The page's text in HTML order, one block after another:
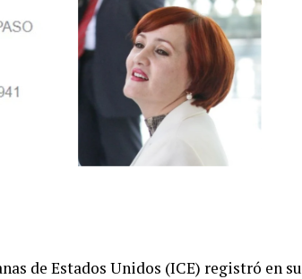
de Estados Unidos (ICE) registró en su